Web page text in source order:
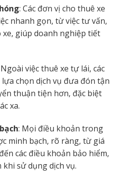
: Các đơn vị cho thuê xe
nhanh gọn, từ việc tư vấn,
giúp doanh nghiệp tiết
việc thuê xe tự lái, các
chọn dịch vụ đưa đón tận
thuận tiện hơn, đặc biệt
xa.
: Mọi điều khoản trong
minh bạch, rõ ràng, từ giá
các điều khoản bảo hiểm,
sử dụng dịch vụ.